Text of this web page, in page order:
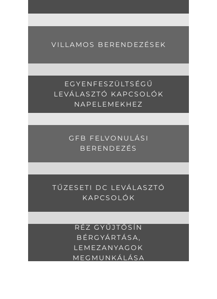
VILLAMOS BERENDEZÉSEK
EGYENFESZÜLTSÉGŰ
LEVÁLASZTÓ KAPCSOLÓK
NAPELEMEKHEZ
GFB FELVONULÁSI
BERENDEZÉS
TŰZESETI DC LEVÁLASZTÓ
KAPCSOLÓK
RÉZ GYŰJTŐSÍN
BÉRGYÁRTÁSA,
LEMEZANYAGOK
MEGMUNKÁLÁSA